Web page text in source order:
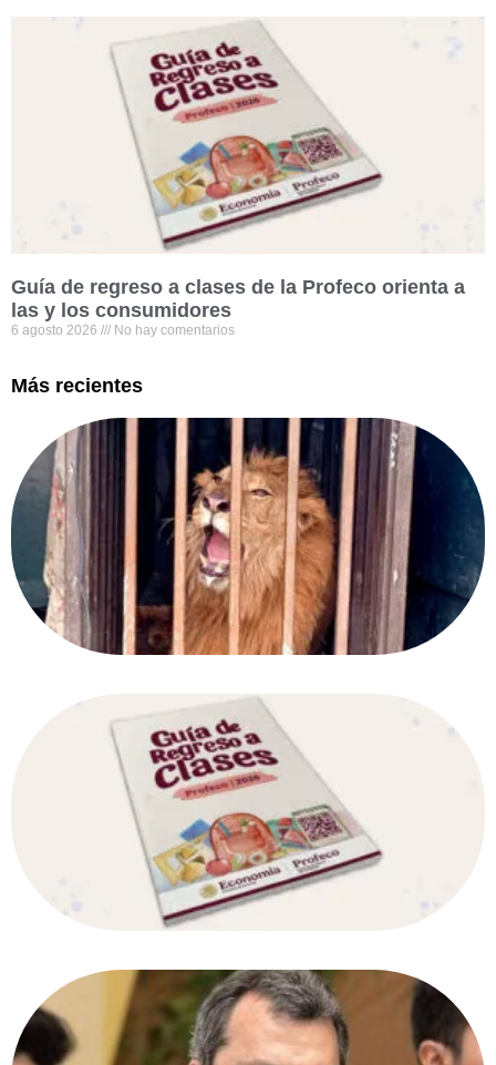
Guía de regreso a clases de la Profeco orienta a
las y los consumidores
6 agosto 2026 No hay comentarios
Más recientes